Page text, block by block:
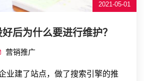
2021-05-01
后为什么要进行维护？
营销推广
建了站点，做了搜索引擎的推